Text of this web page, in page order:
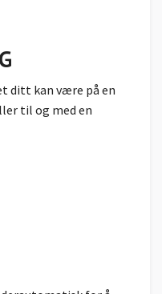
ditt kan være på en
til og med en